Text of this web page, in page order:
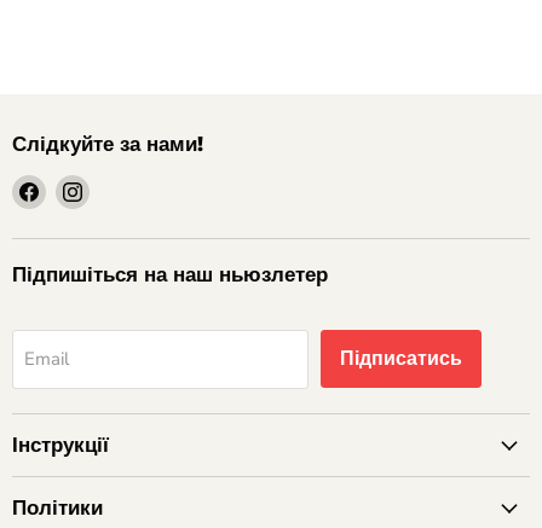
Слідкуйте за нами!
шукайте
нас
на
Facebook
шукайте
на
Instagram
Підпишіться на наш ньюзлетер
Email Підписатись
Інструкції
Політики